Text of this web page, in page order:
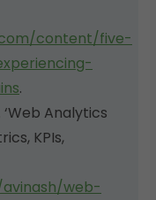
content/five-
.
‘Web Analytics
KPIs,
web-